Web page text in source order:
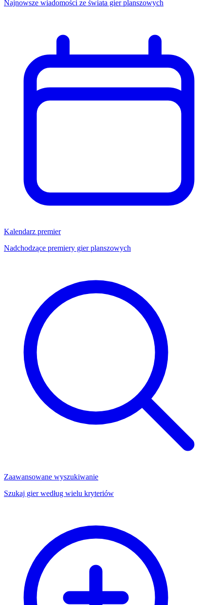
Najnowsze wiadomości ze świata gier planszowych
Kalendarz premier
Nadchodzące premiery gier planszowych
Zaawansowane wyszukiwanie
Szukaj gier według wielu kryteriów